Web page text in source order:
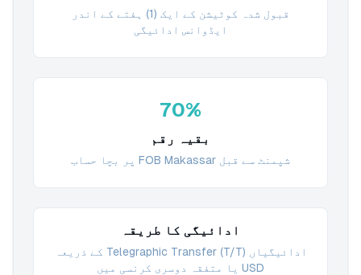
قبول شدہ کوٹیشن کے ایک (1) ہفتے کے اندر
ایڈوانس ادائیگی
70%
بقیہ رقم
شپمنٹ سے قبل FOB Makassar پر بچا حساب
ادائیگی کا طریقہ
ادائیگیاں Telegraphic Transfer (T/T) کے ذریعہ
USD یا متفقہ دوسری کرنسی میں